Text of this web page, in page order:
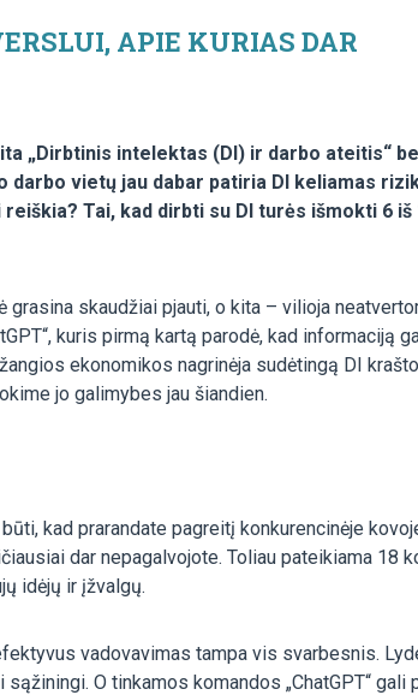
APIE KURIAS DAR
„Dirbtinis intelektas (DI) ir darbo ateitis“
vietų jau dabar patiria DI keliamas
Tai, kad dirbti su DI turės išmokti 6 iš
grasina skaudžiai pjauti, o kita – vilioja
kuris pirmą kartą parodė, kad informaciją
ekonomikos nagrinėja sudėtingą DI
jo galimybes jau šiandien.
kad prarandate pagreitį konkurencinėje
dar nepagalvojote. Toliau pateikiama 18
idėjų ir įžvalgų.
vadovavimas tampa vis svarbesnis.
O tinkamos komandos „ChatGPT“ gali